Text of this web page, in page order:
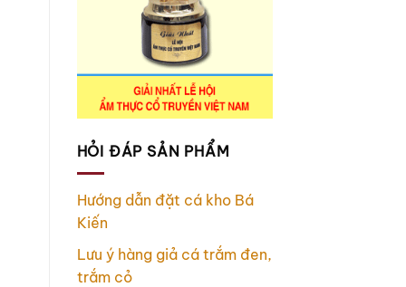
HỎI ĐÁP SẢN PHẨM
Hướng dẫn đặt cá kho Bá
Kiến
Lưu ý hàng giả cá trắm đen,
trắm cỏ